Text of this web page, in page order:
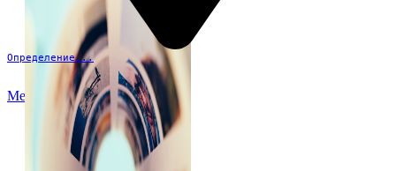
Определение...
Меню